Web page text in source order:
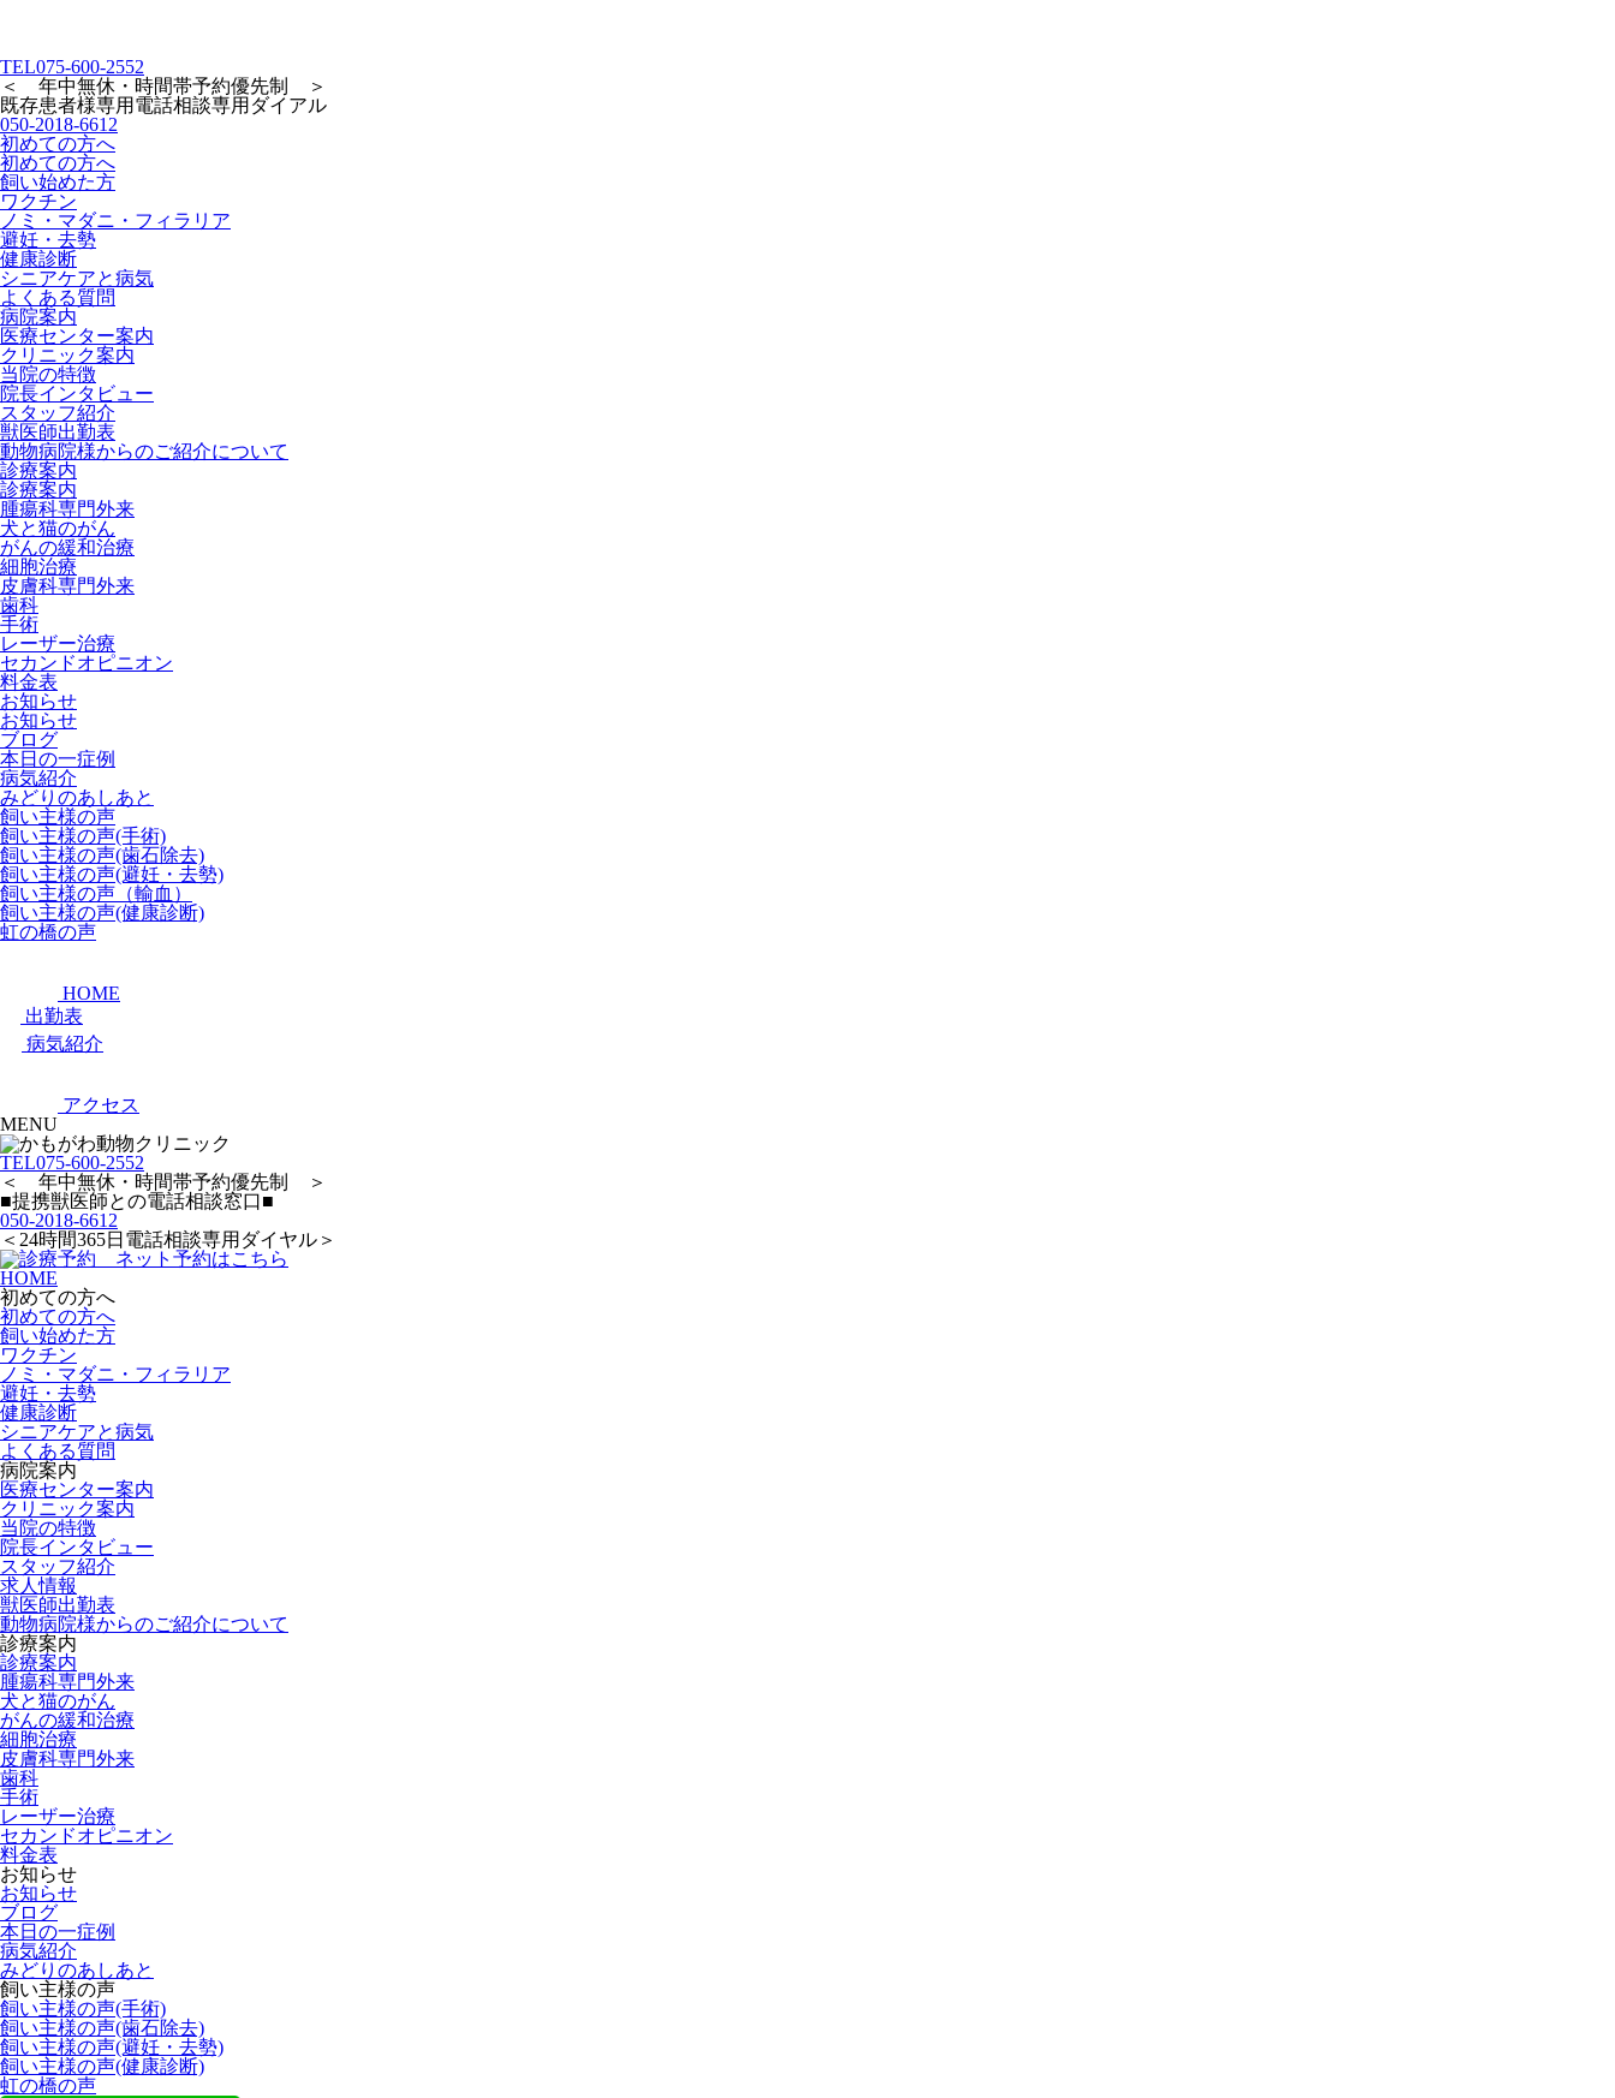
TEL075-600-2552
＜ 年中無休・時間帯予約優先制 ＞
既存患者様専用 電話相談専用ダイアル
050-2018-6612
初めての方へ
初めての方へ
飼い始めた方
ワクチン
ノミ・マダニ・フィラリア
避妊・去勢
健康診断
シニアケアと病気
よくある質問
病院案内
医療センター案内
クリニック案内
当院の特徴
院長インタビュー
スタッフ紹介
獣医師出勤表
動物病院様からのご紹介について
診療案内
診療案内
腫瘍科専門外来
犬と猫のがん
がんの緩和治療
細胞治療
皮膚科専門外来
歯科
手術
レーザー治療
セカンドオピニオン
料金表
お知らせ
お知らせ
ブログ
本日の一症例
病気紹介
みどりのあしあと
飼い主様の声
飼い主様の声(手術)
飼い主様の声(歯石除去)
飼い主様の声(避妊・去勢)
飼い主様の声（輸血）
飼い主様の声(健康診断)
虹の橋の声
HOME
出勤表
病気紹介
アクセス
MENU
TEL075-600-2552
＜ 年中無休・時間帯予約優先制 ＞
■提携獣医師との電話相談窓口■
050-2018-6612
＜24時間365日電話相談専用ダイヤル＞
HOME
初めての方へ
初めての方へ
飼い始めた方
ワクチン
ノミ・マダニ・フィラリア
避妊・去勢
健康診断
シニアケアと病気
よくある質問
病院案内
医療センター案内
クリニック案内
当院の特徴
院長インタビュー
スタッフ紹介
求人情報
獣医師出勤表
動物病院様からのご紹介について
診療案内
診療案内
腫瘍科専門外来
犬と猫のがん
がんの緩和治療
細胞治療
皮膚科専門外来
歯科
手術
レーザー治療
セカンドオピニオン
料金表
お知らせ
お知らせ
ブログ
本日の一症例
病気紹介
みどりのあしあと
飼い主様の声
飼い主様の声(手術)
飼い主様の声(歯石除去)
飼い主様の声(避妊・去勢)
飼い主様の声(健康診断)
虹の橋の声